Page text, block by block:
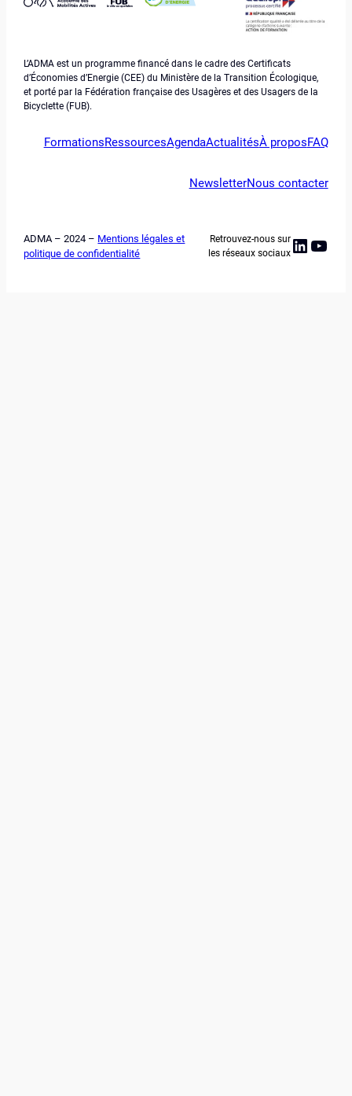
L’ADMA est un programme financé dans le cadre des Certificats
d’Économies d’Energie (CEE) du Ministère de la Transition Écologique,
et porté par la Fédération française des Usagères et des Usagers de la
Bicyclette (FUB).
FormationsRessourcesAgendaActualitésÀ proposFAQ
NewsletterNous contacter
ADMA – 2024 – Mentions légales et
politique de confidentialité
Retrouvez-nous sur
les réseaux sociaux